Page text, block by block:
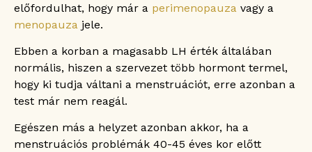
előfordulhat, hogy már a perimenopauza vagy a
menopauza jele.
Ebben a korban a magasabb LH érték általában
normális, hiszen a szervezet több hormont termel,
hogy ki tudja váltani a menstruációt, erre azonban a
test már nem reagál.
Egészen más a helyzet azonban akkor, ha a
menstruációs problémák 40-45 éves kor előtt